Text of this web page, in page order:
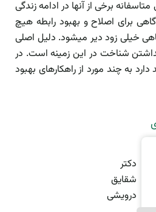
برخی از آنها در ادامه زندگی
برای اصلاح و بهبود رابطه هیچ
خیلی زود دیر میشود. دلیل اصلی
شناخت در این زمینه است. در
به چند مورد از راهکارهای بهبود
دکتر
شقایق
درویشی